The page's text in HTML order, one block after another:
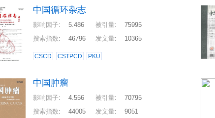
中国循环杂志
影响因子: 5.486 被引量:
75995
搜索指数: 46796 发文量: 10365
CSCD CSTPCD PKU
中国肿瘤
影响因子: 4.556 被引量:
70795
搜索指数: 44005 发文量: 9051